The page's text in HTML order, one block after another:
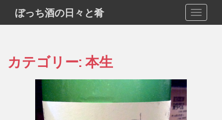
i
ぼっち酒の日々と肴
カテゴリー: 本生